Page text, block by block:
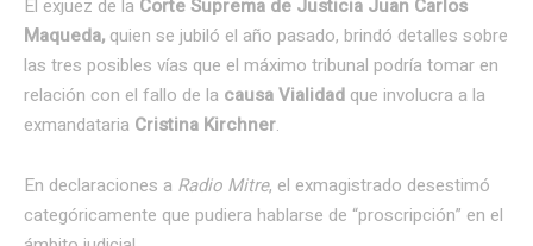
El exjuez de la Corte Suprema de Justicia Juan Carlos
Maqueda, quien se jubiló el año pasado, brindó detalles sobre
las tres posibles vías que el máximo tribunal podría tomar en
relación con el fallo de la causa Vialidad que involucra a la
exmandataria Cristina Kirchner.
En declaraciones a Radio Mitre, el exmagistrado desestimó
categóricamente que pudiera hablarse de “proscripción” en el